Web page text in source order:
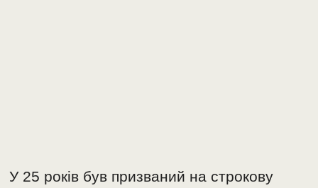
У 25 років був призваний на строкову